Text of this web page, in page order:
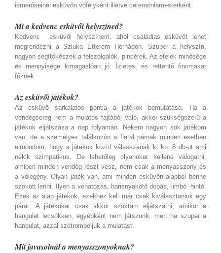
ismerőseinél esküvőn vőfélyként illetve ceremóniamesterként.
Mi a kedvenc esküvői helyszíned?
Kedvenc esküvői helyszínem, ahol családias esküvőt lehet
megrendezni a Szluka Étterem Hernádon. Szuper a helyszín,
nagyon segítőkészek a felszolgálók, pincérek. Az ételek minősége
és mennyisége kimagaslóan jó. Ízletes, és rettentő finomakat
főznek.
Az esküvői játékok?
Az esküvő sarkalatos pontja a játékok bemutatása. Ha a
vendégsereg nem a mulatós fajtából való, akkor szükségszerű a
játékok eljátszása a nap folyamán. Nekem nagyon sok játékom
van, de a személyes találkozón a fiatal párnak minden esetben
elmondom, hogy a játékok közül válasszanak ki kb. 8 db-ot ami
nekik szimpatikus. De lehetőleg olyanokat kellene válogatni,
amiben minden vendég részt vesz, nem csak a menyasszony és
a vőlegény. Olyan játék van, ami minden esküvőn alapból benne
szokott lenni. Ilyen a vonatozás, harisnyakötő dobás, limbó -hintó.
Ezek az alap játékok, ezekhez kell már csak kiválasztaniuk egy
párat. A játékokat csak akkor szoktam eljátszatni, amikor a
hangulat lecsökken, egyébként nem játszunk, mert ha szuper a
hangulat, azzal szétromboljuk a mulatást.
Mit javasolnál a menyasszonyoknak?